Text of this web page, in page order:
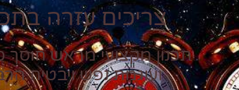
צריכים עזרה
תכנון מקצועי מראש חוסך
ועוגמת נפש ויבטיח